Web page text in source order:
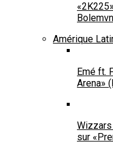
Amérique
Emé ft.
Arena»
sur